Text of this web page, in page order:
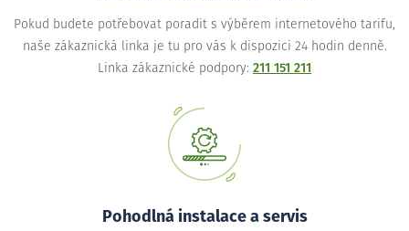
Pokud budete potřebovat poradit s výběrem internetového tarifu,
naše zákaznická linka je tu pro vás k dispozici 24 hodin denně.
Linka zákaznické podpory: 211 151 211
Pohodlná instalace a servis